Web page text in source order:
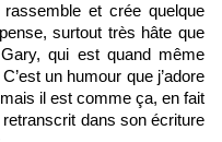
et crée quelque
surtout très hâte que
qui est quand même
un humour que j’adore
il est comme ça, en fait
dans son écriture